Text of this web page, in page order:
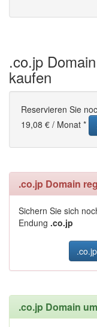
.co.jp
kaufen
Reservieren Sie
19,08 € / Monat *
.co.jp Domain
Sichern Sie sich
Endung .co.jp
.co.jp Domain